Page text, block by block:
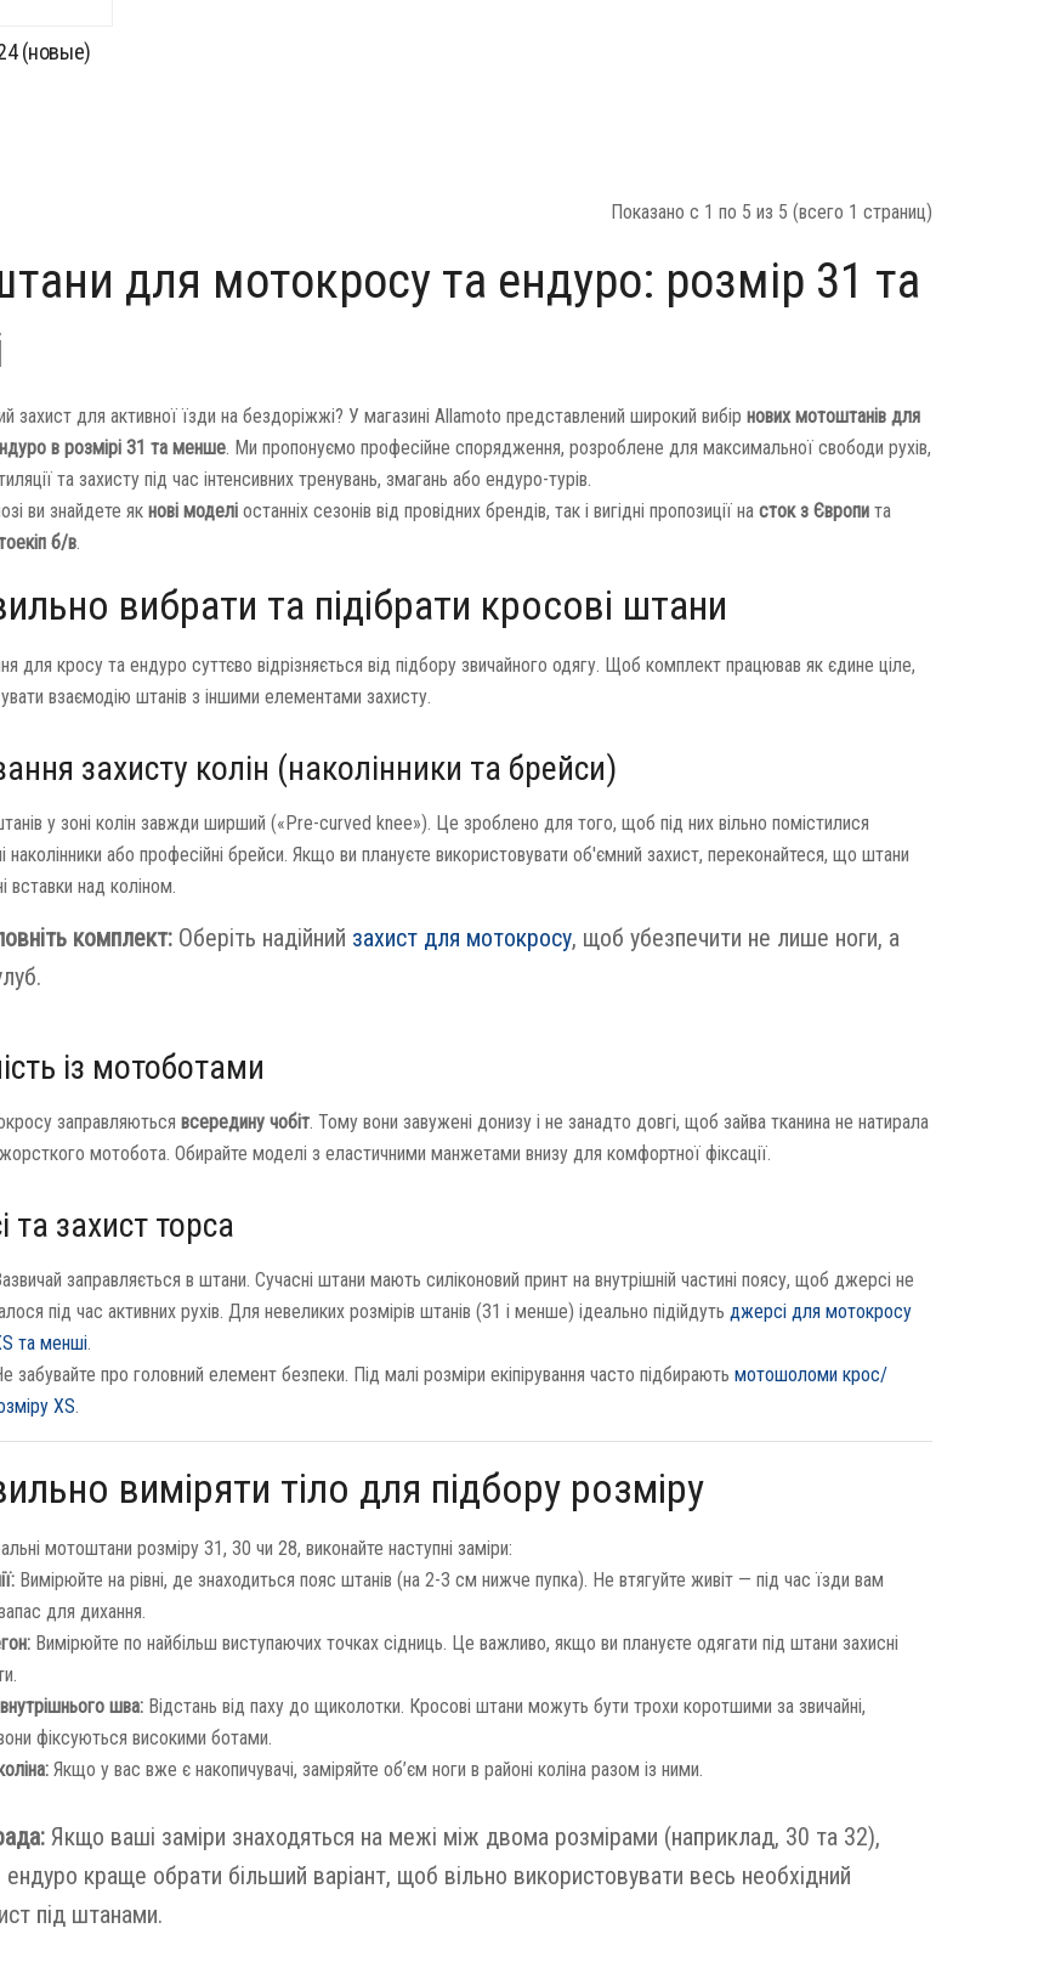
(новые)
Показано с 1 по 5 из 5 (всего 1 страниц)
для мотокросу та ендуро: розмір 31 та
захист для активної їзди на бездоріжжі? У магазині Allamoto представлений широкий вибір нових мотоштанів для
в розмірі 31 та менше . Ми пропонуємо професійне спорядження, розроблене для максимальної свободи рухів,
та захисту під час інтенсивних тренувань, змагань або ендуро-турів.
ви знайдете як нові моделі останніх сезонів від провідних брендів, так і вигідні пропозиції на сток з Європи та
б/в
вибрати та підібрати кросові штани
для кросу та ендуро суттєво відрізняється від підбору звичайного одягу. Щоб комплект працював як єдине ціле,
взаємодію штанів з іншими елементами захисту.
захисту колін (наколінники та брейси)
у зоні колін завжди ширший («Pre-curved knee»). Це зроблено для того, щоб під них вільно помістилися
наколінники або професійні брейси. Якщо ви плануєте використовувати об'ємний захист, переконайтеся, що штани
вставки над коліном.
комплект: Оберіть надійний захист для мотокросу, щоб убезпечити не лише ноги, а
із мотоботами
заправляються всередину чобіт . Тому вони завужені донизу і не занадто довгі, щоб зайва тканина не натирала
мотобота. Обирайте моделі з еластичними манжетами внизу для комфортної фіксації.
та захист торса
заправляється в штани. Сучасні штани мають силіконовий принт на внутрішній частині поясу, щоб джерсі не
під час активних рухів. Для невеликих розмірів штанів (31 і менше) ідеально підійдуть джерсі для мотокросу
та менші
забувайте про головний елемент безпеки. Під малі розміри екіпірування часто підбирають мотошоломи крос/
XS
виміряти тіло для підбору розміру
мотоштани розміру 31, 30 чи 28, виконайте наступні заміри:
Вимірюйте на рівні, де знаходиться пояс штанів (на 2-3 см нижче пупка). Не втягуйте живіт — під час їзди вам
для дихання.
Вимірюйте по найбільш виступаючих точках сідниць. Це важливо, якщо ви плануєте одягати під штани захисні
шва: Відстань від паху до щиколотки. Кросові штани можуть бути трохи коротшими за звичайні,
фіксуються високими ботами.
Якщо у вас вже є накопичувачі, заміряйте об’єм ноги в районі коліна разом із ними.
Якщо ваші заміри знаходяться на межі між двома розмірами (наприклад, 30 та 32),
ендуро краще обрати більший варіант, щоб вільно використовувати весь необхідний
під штанами.